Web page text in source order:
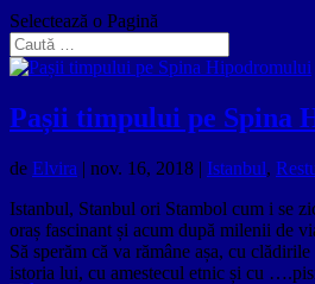
Selectează o Pagină
Pașii timpului pe Spina
de Elvira | nov. 16, 2018 | Istanbul,
Istanbul, Stanbul ori Stambol cum i se
oraș fascinant și acum după milenii de
Să sperăm că va rămâne așa, cu
istoria lui, cu amestecul etnic și cu